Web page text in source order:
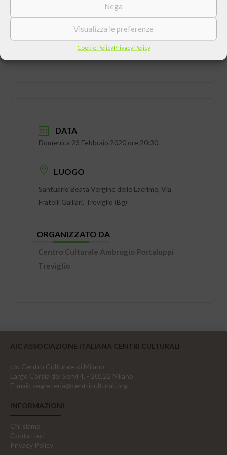
Nega
Visualizza le preferenze
Cookie PolicyPrivacy Policy
DATA
Domenica 23 Febbraio 2020 ore 20:30
LUOGO
Santuario Beata Vergine delle Lacrime, Via
Fratelli Galliari, Treviglio (Bg)
ORGANIZZATO DA
Centro Culturale Ambrogio Portaluppi
Treviglio
AIC ASSOCIAZIONE ITALIANA CENTRI CULTURALI
c/o Centro Culturale di Milano
Largo Corsia dei Servi 4, - 20122 Milano
E-mail: segreteria@centriculturali.org
INFORMAZIONI
Chi siamo
Contattaci
Privacy Policy